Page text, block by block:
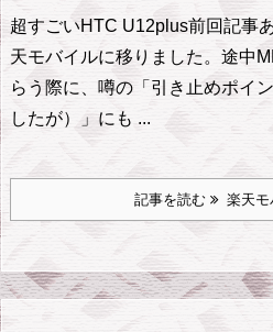
超すごいHTC U12plus前回記事
天モバイルに移りました。 途中
らう際に、噂の「引き止めポイ
したが）」 にも ...
記事を読む 楽天モ